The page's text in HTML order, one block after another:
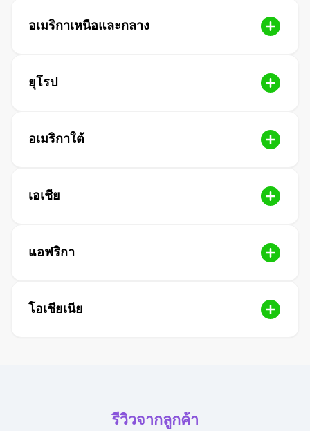
อเมริกาเหนือและกลาง
ยุโรป
อเมริกาใต้
เอเชีย
แอฟริกา
โอเชียเนีย
รีวิวจากลูกค้า